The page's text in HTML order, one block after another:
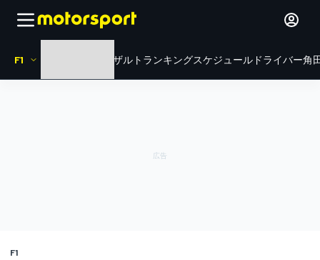
F1 リザルト ランキングスケジュール ドライバー角
F1